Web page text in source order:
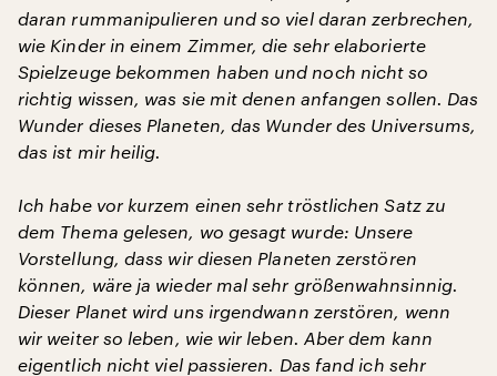
daran rummanipulieren und so viel daran zerbrechen,
wie Kinder in einem Zimmer, die sehr elaborierte
Spielzeuge bekommen haben und noch nicht so
richtig wissen, was sie mit denen anfangen sollen. Das
Wunder dieses Planeten, das Wunder des Universums,
das ist mir heilig.
Ich habe vor kurzem einen sehr tröstlichen Satz zu
dem Thema gelesen, wo gesagt wurde: Unsere
Vorstellung, dass wir diesen Planeten zerstören
können, wäre ja wieder mal sehr größenwahnsinnig.
Dieser Planet wird uns irgendwann zerstören, wenn
wir weiter so leben, wie wir leben. Aber dem kann
eigentlich nicht viel passieren. Das fand ich sehr